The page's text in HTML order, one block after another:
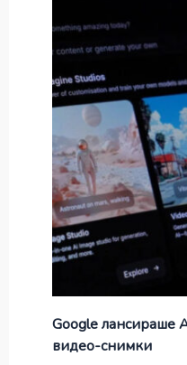
Google лансираше
видео-снимки